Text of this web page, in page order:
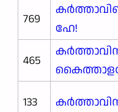
769
ഹേ!
465
133